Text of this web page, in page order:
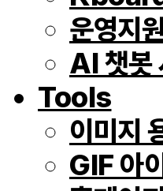
운영지
AI 챗봇
Tools
이미지
GIF 아